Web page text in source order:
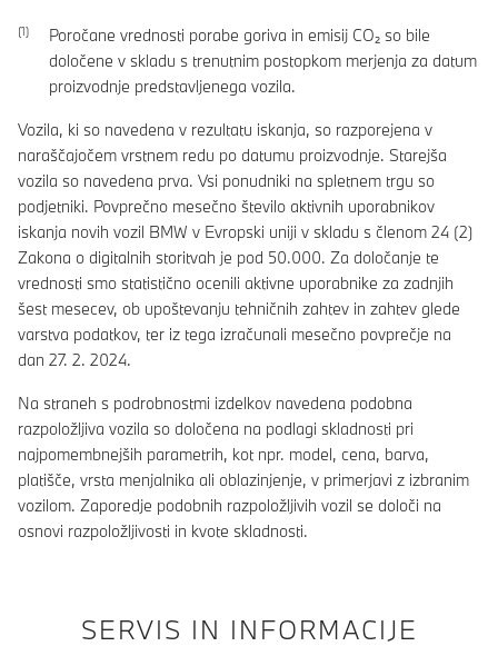
Poročane vrednosti porabe goriva in emisij CO₂ so bile
določene v skladu s trenutnim postopkom merjenja za datum
proizvodnje predstavljenega vozila.
Vozila, ki so navedena v rezultatu iskanja, so razporejena v
naraščajočem vrstnem redu po datumu proizvodnje. Starejša
vozila so navedena prva. Vsi ponudniki na spletnem trgu so
podjetniki. Povprečno mesečno število aktivnih uporabnikov
iskanja novih vozil BMW v Evropski uniji v skladu s členom 24 (2)
Zakona o digitalnih storitvah je pod 50.000. Za določanje te
vrednosti smo statistično ocenili aktivne uporabnike za zadnjih
šest mesecev, ob upoštevanju tehničnih zahtev in zahtev glede
varstva podatkov, ter iz tega izračunali mesečno povprečje na
dan 27. 2. 2024.
Na straneh s podrobnostmi izdelkov navedena podobna
razpoložljiva vozila so določena na podlagi skladnosti pri
najpomembnejših parametrih, kot npr. model, cena, barva,
platišče, vrsta menjalnika ali oblazinjenje, v primerjavi z izbranim
vozilom. Zaporedje podobnih razpoložljivih vozil se določi na
osnovi razpoložljivosti in kvote skladnosti.
SERVIS IN INFORMACIJE